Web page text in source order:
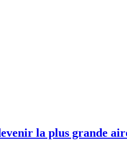
la plus grande